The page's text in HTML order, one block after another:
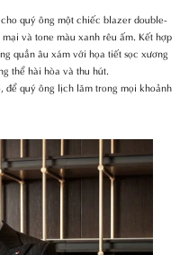
quý ông một chiếc blazer double-
và tone màu xanh rêu ấm. Kết hợp
quần âu xám với họa tiết sọc xương
thể hài hòa và thu hút.
để quý ông lịch lãm trong mọi khoảnh